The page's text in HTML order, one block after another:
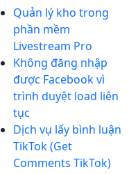
Quản lý kho trong
phần mềm
Livestream Pro
Không đăng nhập
được Facebook vì
trình duyệt load liên
tục
Dịch vụ lấy bình luận
TikTok (Get
Comments TikTok)